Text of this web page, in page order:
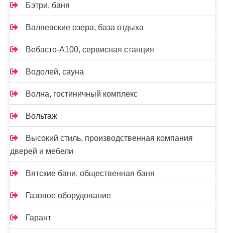
Бэтри, баня
Валяевские озера, база отдыха
Вебасто-А100, сервисная станция
Водолей, сауна
Волна, гостиничный комплекс
Вольтаж
Высокий стиль, производственная компания
дверей и мебели
Вятские бани, общественная баня
Газовое оборудование
Гарант